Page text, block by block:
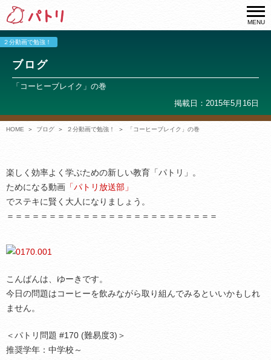
MENU
２分動画で勉強！
ブログ
「コーヒーブレイク」の巻
掲載日：2015年5月16日
HOME ブログ ２分動画で勉強！ 「コーヒーブレイク」の巻
楽しく効率よく学ぶための新しい教育「パトリ」。
ためになる動画 「パトリ放送部」
でステキに賢く大人になりましょう。
＝＝＝＝＝＝＝＝＝＝＝＝＝＝＝＝＝＝＝＝＝＝＝＝＝
こんばんは、ゆーきです。
今日の問題はコーヒーを飲みながら取り組んでみるといいかもしれ
ません。
＜パトリ問題 #170 (難易度3)＞
推奨学年：中学校～